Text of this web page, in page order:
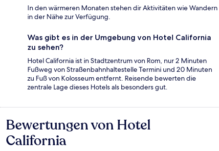
In den wärmeren Monaten stehen dir Aktivitäten wie Wandern
in der Nähe zur Verfügung.
Was gibt es in der Umgebung von Hotel California
zu sehen?
Hotel California ist in Stadtzentrum von Rom, nur 2 Minuten
Fußweg von Straßenbahnhaltestelle Termini und 20 Minuten
zu Fuß von Kolosseum entfernt. Reisende bewerten die
zentrale Lage dieses Hotels als besonders gut.
Bewertungen
Bewertungen von Hotel
California